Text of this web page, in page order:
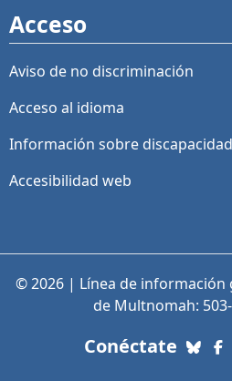
Acceso
Aviso de no discriminación
Acceso al idioma
Información sobre discapacidad
Accesibilidad web
© 2026 | Línea de información
de Multnomah:
Conéctate con